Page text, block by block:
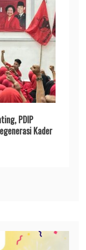
PDIP
Kader